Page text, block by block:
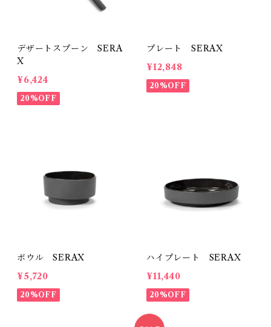
デザートスプーン SERA
X
¥6,424
20%OFF
プレート SERAX
¥12,848
20%OFF
ボウル SERAX
¥5,720
20%OFF
ハイプレート SERAX
¥11,440
20%OFF